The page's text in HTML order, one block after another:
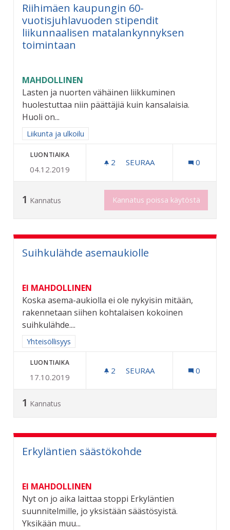
Riihimäen kaupungin 60-
vuotisjuhlavuoden stipendit
liikunnaalisen matalankynnyksen
toimintaan
MAHDOLLINEN
Lasten ja nuorten vähäinen liikkuminen
huolestuttaa niin päättäjiä kuin kansalaisia.
Huoli on...
Rajaa tulokset aihepiirin mukaan: Liikunta ja ulkoilu
Liikunta ja ulkoilu
LUONTIAIKA
04.12.2019
2 2 SEURAAJAA
SEURAA 0
1 Kannatus Kannatus poissa käytöstä
Suihkulähde asemaukiolle
EI MAHDOLLINEN
Koska asema-aukiolla ei ole nykyisin mitään,
rakennetaan siihen kohtalaisen kokoinen
suihkulähde....
Rajaa tulokset aihepiirin mukaan: Yhteisöllisyys
Yhteisöllisyys
LUONTIAIKA
17.10.2019
2 2 SEURAAJAA
SEURAA 0
1 Kannatus
Erkyläntien säästökohde
EI MAHDOLLINEN
Nyt on jo aika laittaa stoppi Erkyläntien
suunnitelmille, jo yksistään säästösyistä.
Yksikään muu...